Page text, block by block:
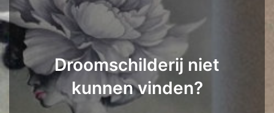
Droomschilderij niet
kunnen vinden?